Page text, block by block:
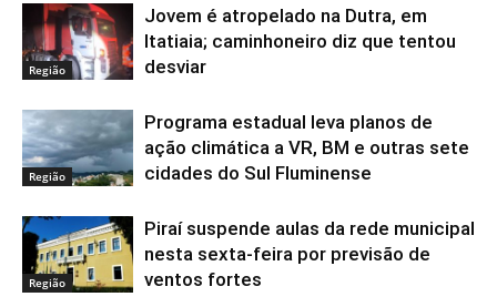
Região
Jovem é atropelado na Dutra, em
Itatiaia; caminhoneiro diz que tentou
desviar
Região
Programa estadual leva planos de
ação climática a VR, BM e outras sete
cidades do Sul Fluminense
Região
Piraí suspende aulas da rede municipal
nesta sexta-feira por previsão de
ventos fortes